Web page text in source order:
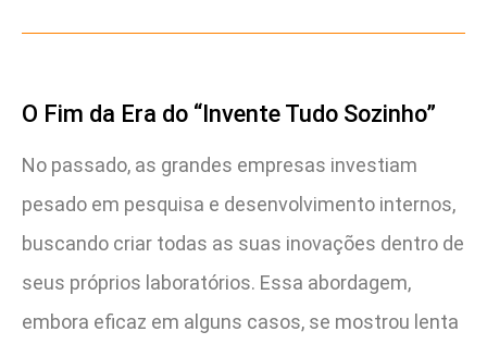
O Fim da Era do “Invente Tudo Sozinho”
No passado, as grandes empresas investiam
pesado em pesquisa e desenvolvimento internos,
buscando criar todas as suas inovações dentro de
seus próprios laboratórios. Essa abordagem,
embora eficaz em alguns casos, se mostrou lenta